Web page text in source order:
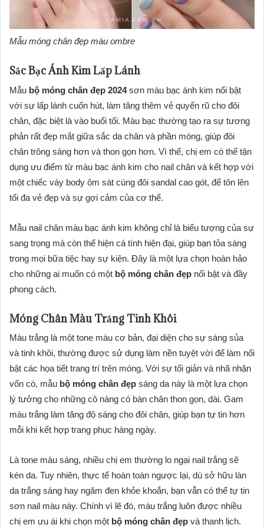
Mẫu móng chân đẹp màu ombre
Sắc Bạc Ánh Kim Lấp Lánh
Mẫu bộ móng chân đẹp 2024sơn màu bạc ánh kim nổi bật
với sự lấp lánh cuốn hút, làm tăng thêm vẻ quyến rũ cho đôi
chân, đặc biệt là vào buổi tối. Màu bạc thường tạo ra sự tương
phản rất đẹp mắt giữa sắc da chân và phần móng, giúp đôi
chân trông sáng hơn và thon gọn hơn. Vì thế, chị em có thể tận
dụng ưu điểm từ màu bạc ánh kim cho nail chân và kết hợp với
một chiếc váy body ôm sát cùng đôi sandal cao gót, để tôn lên
tối đa vẻ đẹp và sự gợi cảm của cơ thể.
Mẫu nail chân màu bạc ánh kim không chỉ là biểu tượng của sự
sang trọng mà còn thể hiện cá tính hiện đại, giúp bạn tỏa sáng
trong mọi bữa tiệc hay sự kiện. Đây là một lựa chọn hoàn hảo
cho những ai muốn có một bộ móng chân đẹp nổi bật và đầy
phong cách.
Móng Chân Màu Trắng Tinh Khôi
Màu trắng là một tone màu cơ bản, đại diện cho sự sáng sủa
và tinh khôi, thường được sử dụng làm nền tuyệt vời để làm nổi
bật các họa tiết trang trí trên móng. Với sự tối giản và nhã nhặn
vốn có, mẫu bộ móng chân đẹp sáng da này là một lựa chọn
lý tưởng cho những cô nàng có bàn chân thon gọn, dài. Gam
màu trắng làm tăng độ sáng cho đôi chân, giúp bạn tự tin hơn
mỗi khi kết hợp trang phục hàng ngày.
Là tone màu sáng, nhiều chị em thường lo ngại nail trắng sẽ
kén da. Tuy nhiên, thực tế hoàn toàn ngược lại, dù sở hữu làn
da trắng sáng hay ngăm đen khỏe khoắn, bạn vẫn có thể tự tin
sơn nail màu này. Chính vì lẽ đó, màu trắng luôn được nhiều
chị em ưu ái khi chọn một bộ móng chân đẹp và thanh lịch.